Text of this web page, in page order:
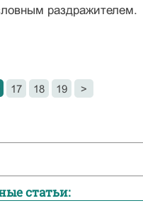
раздражителем.
17 18 19 >
статьи: